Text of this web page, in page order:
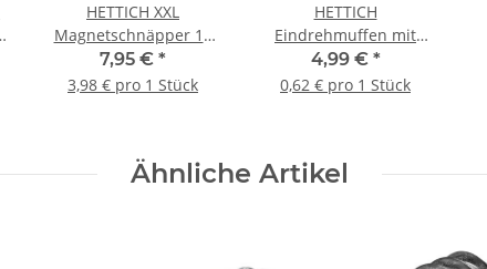
HETTICH XXL
Magnetschnäpper 10
kg, weiß, 2 Stück
7,95 € *
3,98 € pro 1 Stück
HETTICH
Eindrehmuffen mit
Innengewinde, M8, Ø8
mm, Zinkdruckguss, roh
4,99 € *
0,62 € pro 1 Stück
Ähnliche Artikel